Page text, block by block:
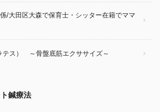
/大田区大森で保育士・シッター在籍でママ
テス） ～骨盤底筋エクササイズ～
鍼療法